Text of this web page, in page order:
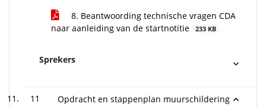
8. Beantwoording technische vragen CDA
naar aanleiding van de startnotitie
233 KB
Sprekers
11
Opdracht en stappenplan muurschildering